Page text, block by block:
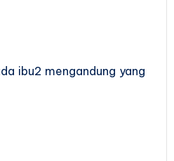
ibu2 mengandung yang